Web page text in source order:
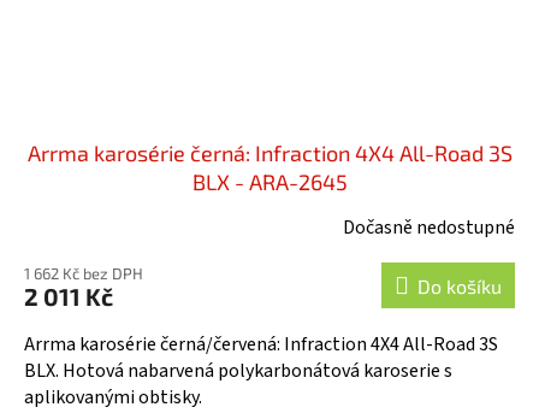
Arrma karosérie černá: Infraction 4X4 All-Road 3S
BLX - ARA-2645
Dočasně nedostupné
1 662 Kč bez DPH
2 011 Kč Do košíku
Arrma karosérie černá/červená: Infraction 4X4 All-Road 3S
BLX. Hotová nabarvená polykarbonátová karoserie s
aplikovanými obtisky.